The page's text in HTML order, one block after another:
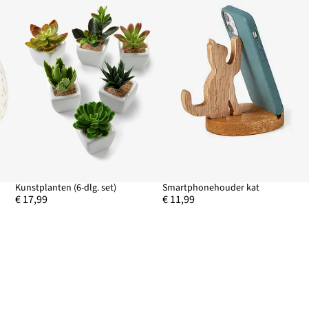
Kunstplanten (6-dlg. set)
€ 17,99
Smartphonehouder kat
€ 11,99